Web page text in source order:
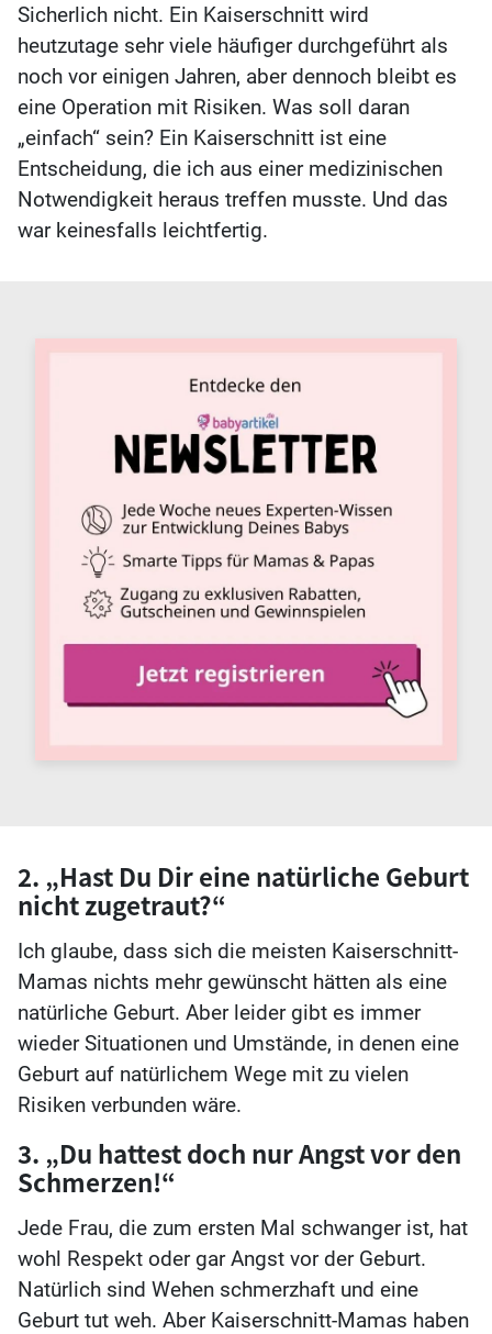
Sicherlich nicht. Ein Kaiserschnitt wird
heutzutage sehr viele häufiger durchgeführt als
noch vor einigen Jahren, aber dennoch bleibt es
eine Operation mit Risiken. Was soll daran
„einfach“ sein? Ein Kaiserschnitt ist eine
Entscheidung, die ich aus einer medizinischen
Notwendigkeit heraus treffen musste. Und das
war keinesfalls leichtfertig.
2. „Hast Du Dir eine natürliche Geburt
nicht zugetraut?“
Ich glaube, dass sich die meisten Kaiserschnitt-
Mamas nichts mehr gewünscht hätten als eine
natürliche Geburt. Aber leider gibt es immer
wieder Situationen und Umstände, in denen eine
Geburt auf natürlichem Wege mit zu vielen
Risiken verbunden wäre.
3. „Du hattest doch nur Angst vor den
Schmerzen!“
Jede Frau, die zum ersten Mal schwanger ist, hat
wohl Respekt oder gar Angst vor der Geburt.
Natürlich sind Wehen schmerzhaft und eine
Geburt tut weh. Aber Kaiserschnitt-Mamas haben